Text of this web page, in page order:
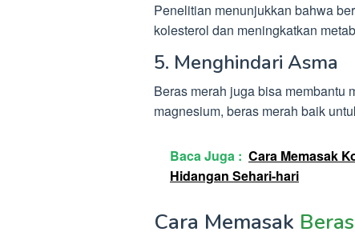
Penelitian menunjukkan bahwa
kolesterol dan meningkatkan
5. Menghindari Asma
Beras merah juga bisa membantu
magnesium, beras merah baik
Baca Juga : Cara Memasak
Hidangan Sehari-hari
Cara Memasak